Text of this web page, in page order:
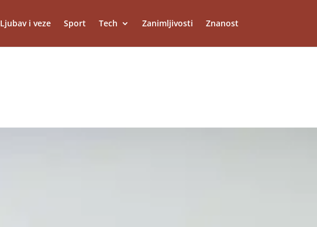
Ljubav i veze Sport Tech Zanimljivosti Znanost